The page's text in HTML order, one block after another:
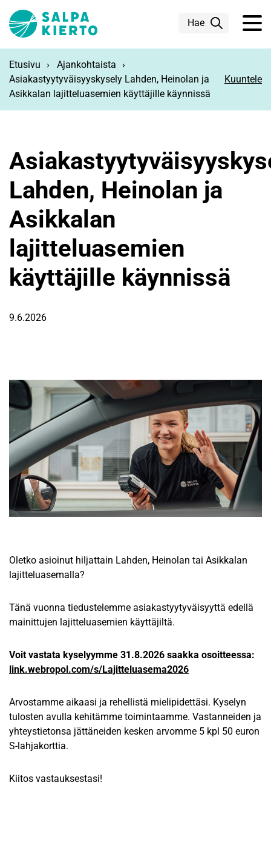
Hae
Etusivu
Ajankohtaista
Asiakastyytyväisyyskysely Lahden, Heinolan ja
Asikkalan lajitteluasemien käyttäjille käynnissä
Kuuntele
Lahden, Heinolan ja
Asikkalan
lajitteluasemien
käyttäjille käynnissä
9.6.2026
Oletko asioinut hiljattain Lahden, Heinolan tai Asikkalan
lajitteluasemalla?
Tänä vuonna tiedustelemme asiakastyytyväisyyttä edellä
mainittujen lajitteluasemien käyttäjiltä.
Voit vastata kyselyymme 31.8.2026 saakka osoitteessa:
link.webropol.com/s/Lajitteluasema2026
Arvostamme aikaasi ja rehellistä mielipidettäsi. Kyselyn
tulosten avulla kehitämme toimintaamme. Vastanneiden ja
yhteystietonsa jättäneiden kesken arvomme 5 kpl 50 euron
S-lahjakorttia.
Kiitos vastauksestasi!